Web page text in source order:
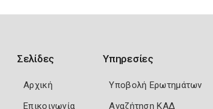
Σελίδες
Αρχική
Επικοινωνία
Υπηρεσίες
Υποβολή Ερωτημάτων
Αναζήτηση ΚΑΔ